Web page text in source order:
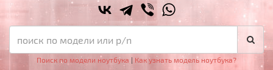
Поиск по модели ноутбука | Как узнать модель ноутбука?